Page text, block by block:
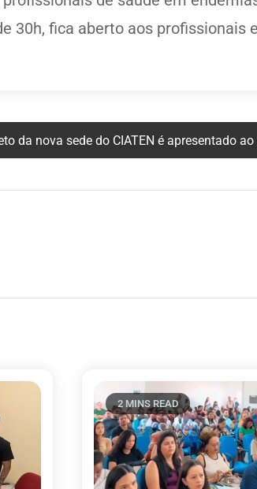
30h, fica aberto aos profissionais
da nova sede do CIATEN é apresentado ao senador Marcelo
2 MINS READ